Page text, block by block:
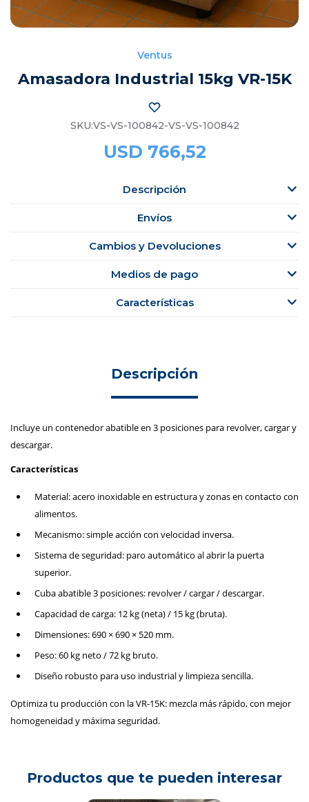
Ventus
Amasadora Industrial 15kg VR-15K
VS-VS-100842-VS-VS-100842
USD 766,52
Descripción
Envíos
Cambios y Devoluciones
Medios de pago
Características
Descripción
Incluye un contenedor abatible en 3 posiciones para revolver, cargar y
descargar.
Características
Material: acero inoxidable en estructura y zonas en contacto con
alimentos.
Mecanismo: simple acción con velocidad inversa.
Sistema de seguridad: paro automático al abrir la puerta
superior.
Cuba abatible 3 posiciones: revolver / cargar / descargar.
Capacidad de carga: 12 kg (neta) / 15 kg (bruta).
Dimensiones: 690 × 690 × 520 mm.
Peso: 60 kg neto / 72 kg bruto.
Diseño robusto para uso industrial y limpieza sencilla.
Optimiza tu producción con la VR-15K: mezcla más rápido, con mejor
homogeneidad y máxima seguridad.
Productos que te pueden interesar